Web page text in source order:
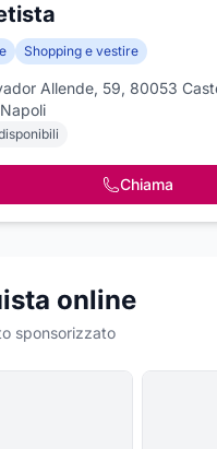
Shopping e vestire
Allende, 59, 80053
Chiama
online
sponsorizzato